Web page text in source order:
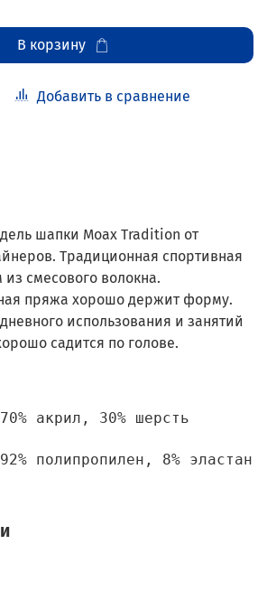
Добавить в сравнение
В корзину
шапки Moax Tradition от
Традиционная спортивная
смесового волокна.
пряжа хорошо держит форму.
использования и занятий
садится по голове.
70% акрил, 30% шерсть
92% полипропилен, 8% эластан